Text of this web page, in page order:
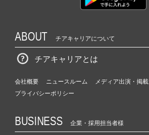
ABOUT チアキャリアについて
チアキャリアとは
会社概要 ニュースルーム
メディア出演・掲載
プライバシーポリシー
BUSINESS 企業・採用担当者様